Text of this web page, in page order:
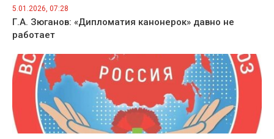
5.01.2026, 07:28
Г.А. Зюганов: «Дипломатия канонерок» давно не
работает